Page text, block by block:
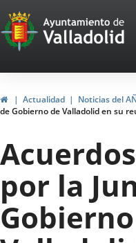
Portal
Web
del
de
Valladolid
HomeActualidad Noticias del
de Gobierno de Valladolid en su
por la